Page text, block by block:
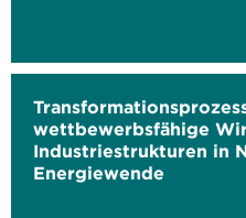
wettbewerbsfähige
Industriestrukturen in
Energiewende